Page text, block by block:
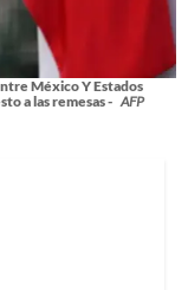
México Y Estados
a las remesas - AFP